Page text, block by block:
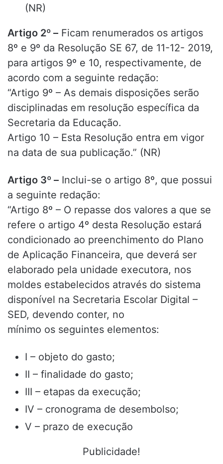
(NR)
Artigo 2º – Ficam renumerados os artigos
8º e 9º da Resolução SE 67, de 11-12- 2019,
para artigos 9º e 10, respectivamente, de
acordo com a seguinte redação:
“Artigo 9º – As demais disposições serão
disciplinadas em resolução específica da
Secretaria da Educação.
Artigo 10 – Esta Resolução entra em vigor
na data de sua publicação.” (NR)
Artigo 3º – Inclui-se o artigo 8º, que possui
a seguinte redação:
“Artigo 8º – O repasse dos valores a que se
refere o artigo 4º desta Resolução estará
condicionado ao preenchimento do Plano
de Aplicação Financeira, que deverá ser
elaborado pela unidade executora, nos
moldes estabelecidos através do sistema
disponível na Secretaria Escolar Digital –
SED, devendo conter, no
mínimo os seguintes elementos:
I – objeto do gasto;
II – finalidade do gasto;
III – etapas da execução;
IV – cronograma de desembolso;
V – prazo de execução
Publicidade!